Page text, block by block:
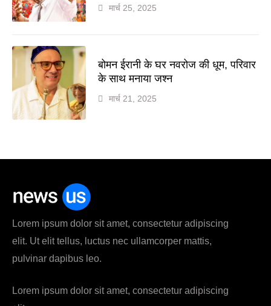
मार्च 25, 2025
बोमन ईरानी के घर नवरोज की धूम, परिवार
के साथ मनाया जश्न
मार्च 21, 2025
Lorem ipsum dolor sit amet, consectetur adipiscing
elit. Ut elit tellus, luctus nec ullamcorper mattis,
pulvinar dapibus leo.
Lorem ipsum dolor sit amet, consectetur adipiscing